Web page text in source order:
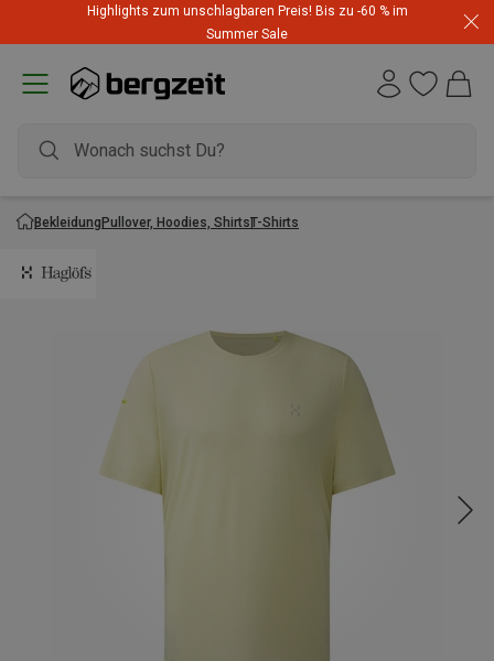
Highlights zum unschlagbaren Preis! Bis zu -60 % im
Summer Sale
BekleidungPullover, Hoodies, ShirtsT-Shirts